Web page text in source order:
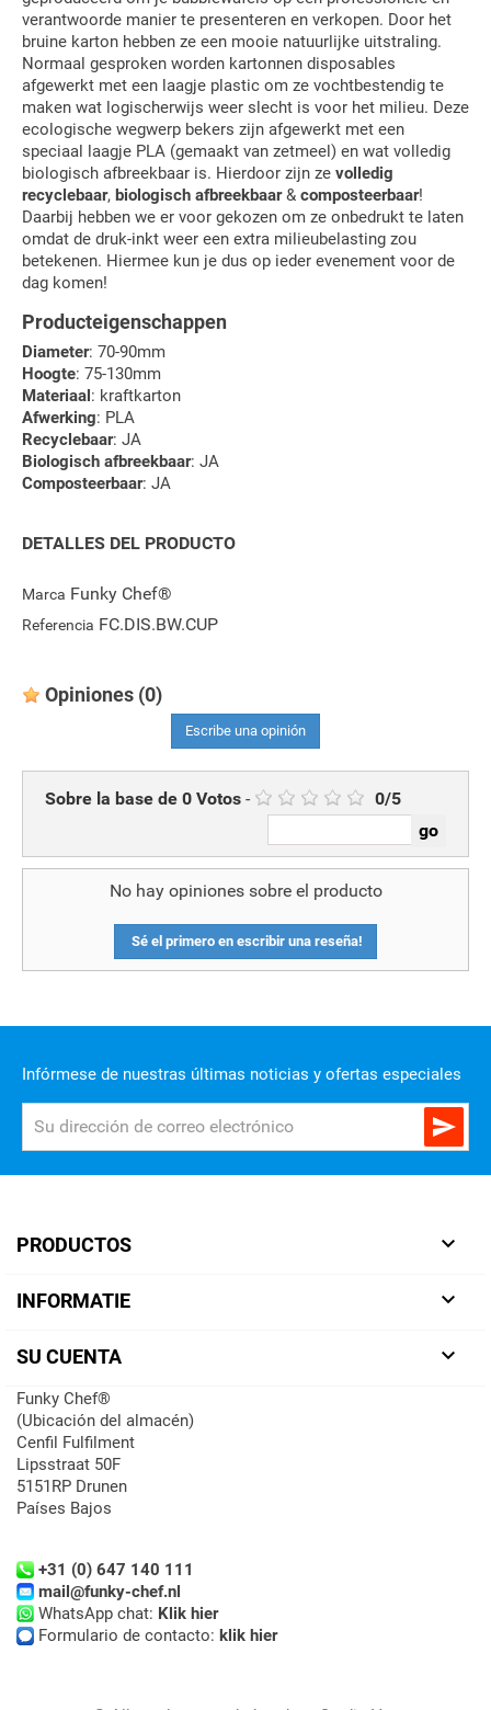
verantwoorde manier te presenteren en verkopen. Door het
bruine karton hebben ze een mooie natuurlijke uitstraling.
Normaal gesproken worden kartonnen disposables
afgewerkt met een laagje plastic om ze vochtbestendig te
maken wat logischerwijs weer slecht is voor het milieu. Deze
ecologische wegwerp bekers zijn afgewerkt met een
speciaal laagje PLA (gemaakt van zetmeel) en wat volledig
biologisch afbreekbaar is. Hierdoor zijn ze volledig
recyclebaar, biologisch afbreekbaar& composteerbaar!
Daarbij hebben we er voor gekozen om ze onbedrukt te laten
omdat de druk-inkt weer een extra milieubelasting zou
betekenen. Hiermee kun je dus op ieder evenement voor de
dag komen!
Producteigenschappen
Diameter: 70-90mm
Hoogte: 75-130mm
Materiaal: kraftkarton
Afwerking: PLA
Recyclebaar: JA
Biologisch afbreekbaar: JA
Composteerbaar: JA
DETALLES DEL PRODUCTO
Marca Funky Chef®
Referencia FC.DIS.BW.CUP
Opiniones (0)
Escribe una opinión
Sobre la base de 0 Votos - 0/5
No hay opiniones sobre el producto
Sé el primero en escribir una reseña!
Infórmese de nuestras últimas noticias y ofertas especiales

PRODUCTOS 
INFORMATIE 
SU CUENTA 
Funky Chef®
(Ubicación del almacén)
Cenfil Fulfilment
Lipsstraat 50F
5151RP Drunen
Países Bajos
+31 (0) 647 140 111
mail@funky-chef.nl
WhatsApp chat: Klik hier
Formulario de contacto: klik hier